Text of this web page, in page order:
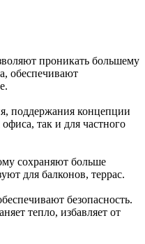
проникать большему
обеспечивают
поддержания концепции
так и для частного
сохраняют больше
для балконов, террас.
безопасность.
тепло, избавляет от